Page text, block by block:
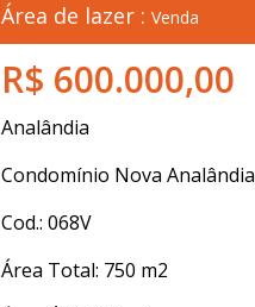
Área de lazer : Venda
R$ 600.000,00
Analândia
Condomínio Nova Analândia
Cod.: 068V
Área Total: 750 m2